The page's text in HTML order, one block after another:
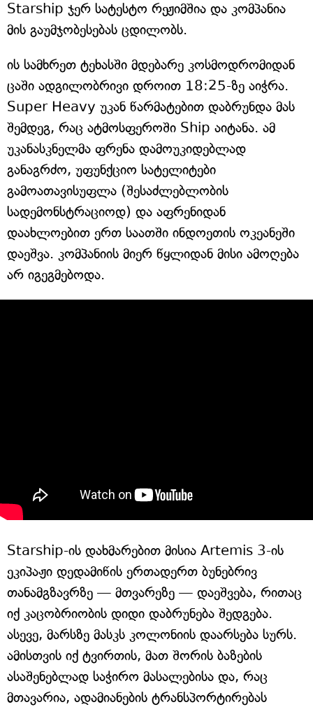
Starship ჯერ სატესტო რეჟიმშია და კომპანია
მის გაუმჯობესებას ცდილობს.
ის სამხრეთ ტეხასში მდებარე კოსმოდრომიდან
ცაში ადგილობრივი დროით 18:25-ზე აიჭრა.
Super Heavy უკან წარმატებით დაბრუნდა მას
შემდეგ, რაც ატმოსფეროში Ship აიტანა. ამ
უკანასკნელმა ფრენა დამოუკიდებლად
განაგრძო, უფუნქციო სატელიტები
გამოათავისუფლა (შესაძლებლობის
სადემონსტრაციოდ) და აფრენიდან
დაახლოებით ერთ საათში ინდოეთის ოკეანეში
დაეშვა. კომპანიის მიერ წყლიდან მისი ამოღება
არ იგეგმებოდა.
Starship-ის დახმარებით მისია Artemis 3-ის
ეკიპაჟი დედამიწის ერთადერთ ბუნებრივ
თანამგზავრზე — მთვარეზე — დაეშვება, რითაც
იქ კაცობრიობის დიდი დაბრუნება შედგება.
ასევე, მარსზე მასკს კოლონიის დაარსება სურს.
ამისთვის იქ ტვირთის, მათ შორის ბაზების
ასაშენებლად საჭირო მასალებისა და, რაც
მთავარია, ადამიანების ტრანსპორტირებას